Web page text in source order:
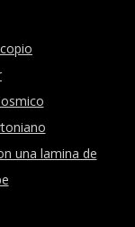
una lamina de